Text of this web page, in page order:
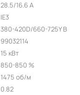
28.5/16.6 A
IE3
380-420D/660-725Y В
99032114
15 кВт
850-850 %
1475 об/м
0.82